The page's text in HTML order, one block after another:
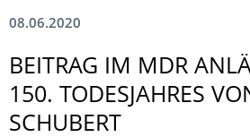
08.06.2020
BEITRAG IM MDR
150. TODESJAHRES
SCHUBERT